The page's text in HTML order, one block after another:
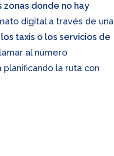
donde no hay
digital a través de una
taxis o los servicios de
al número
la ruta con